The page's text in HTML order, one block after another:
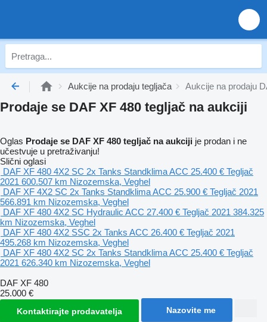
Aukcije na prodaju tegljača Aukcije na prodaju
Prodaje se DAF XF 480 tegljač na aukciji
Oglas Prodaje se DAF XF 480 tegljač na aukciji je prodan i ne
učestvuje u pretraživanju!
Slični oglasi
DAF XF 480 4X2 SC 2x Tanks Standklima ACC 25.400 € Tegljač
2021 600.507 km Nizozemska, Veghel
DAF XF 4X2 SC 2x Tanks Standklima ACC 25.900 € Tegljač 2021
566.891 km Nizozemska, Veghel
DAF XF 480 4X2 SC Hydraulic ACC 27.400 € Tegljač 2021 384.325
km Nizozemska, Veghel
DAF XF 480 4X2 SSC 2x Tanks ACC 26.400 € Tegljač 2021
495.268 km Nizozemska, Veghel
DAF XF 480 4X2 SC 2x Tanks Standklima ACC 25.400 € Tegljač
2021 626.340 km Nizozemska, Veghel
DAF XF 480
25.000 €
Kontaktirajte prodavatelja Nazovite me